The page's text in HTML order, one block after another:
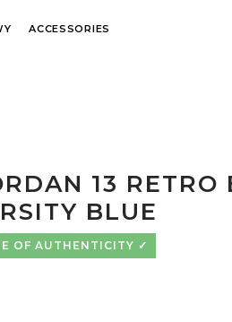
ACCESSORIES
13 RETRO
BLUE
OF AUTHENTICITY